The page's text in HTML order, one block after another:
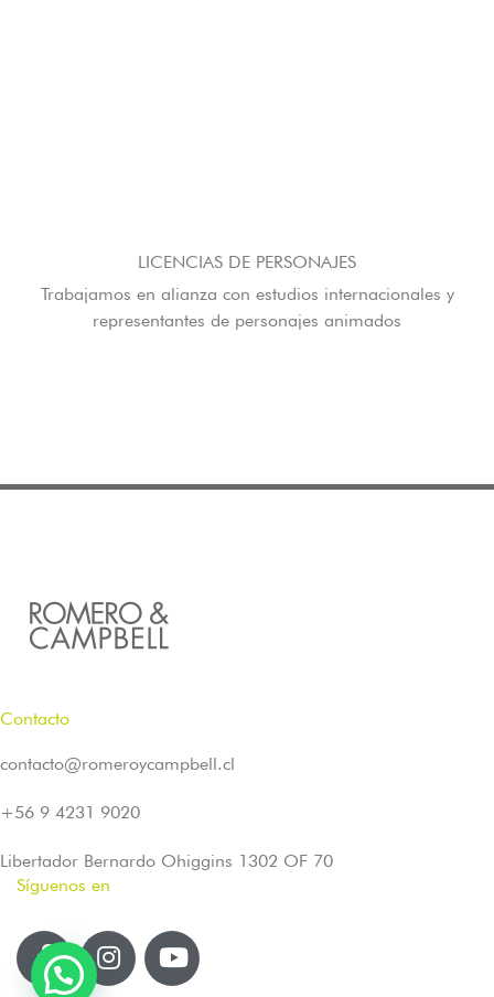
LICENCIAS DE PERSONAJES
Trabajamos en alianza con estudios internacionales y
representantes de personajes animados
Contacto
contacto@romeroycampbell.cl
+56 9 4231 9020
Libertador Bernardo Ohiggins 1302 OF 70
Síguenos en